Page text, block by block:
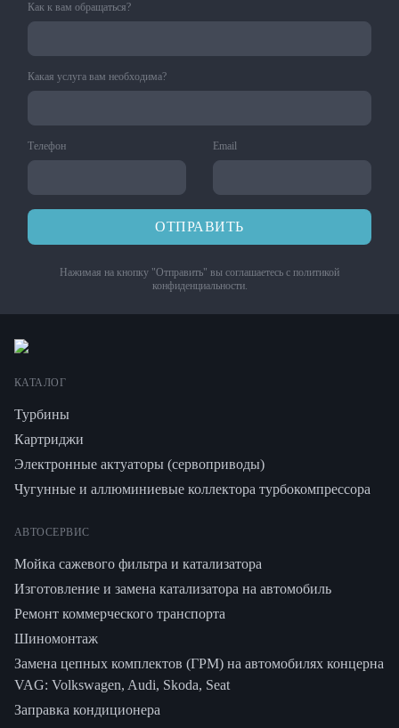
Как к вам обращаться?
Какая услуга вам необходима?
Телефон Email
ОТПРАВИТЬ
Нажимая на кнопку "Отправить" вы соглашаетесь с политикой
конфиденциальности.
КАТАЛОГ
Турбины
Картриджи
Электронные актуаторы (сервоприводы)
Чугунные и аллюминиевые коллектора турбокомпрессора
АВТОСЕРВИС
Мойка сажевого фильтра и катализатора
Изготовление и замена катализатора на автомобиль
Ремонт коммерческого транспорта
Шиномонтаж
Замена цепных комплектов (ГРМ) на автомобилях концерна
VAG: Volkswagen, Audi, Skoda, Seat
Заправка кондиционера